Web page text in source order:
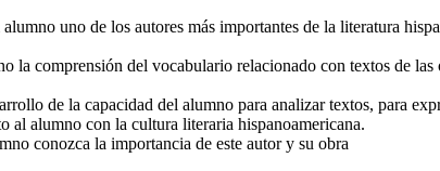
uno de los autores más importantes de la literatura
la comprensión del vocabulario relacionado con textos de las
de la capacidad del alumno para analizar textos, para
al alumno con la cultura literaria hispanoamericana.
conozca la importancia de este autor y su obra